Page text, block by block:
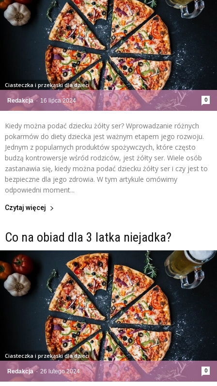
Redakcja - 16 lipca 2024 0
Ciasteczka i przekąski dla dzieci
Kiedy można podać dziecku żółty ser? Wprowadzanie różnych
pokarmów do diety dziecka jest ważnym etapem jego rozwoju.
Jednym z popularnych produktów spożywczych, które często
budzą kontrowersje wśród rodziców, jest żółty ser. Wiele osób
zastanawia się, kiedy można podać dziecku żółty ser i czy jest to
bezpieczne dla jego zdrowia. W tym artykule omówimy
odpowiedni moment...
Czytaj więcej
Co na obiad dla 3 latka niejadka?
Redakcja - 26 lutego 2024 0
Ciasteczka i przekąski dla dzieci